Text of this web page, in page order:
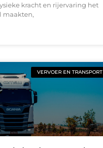
kracht en rijervaring het
maakten,
VERVOER EN TRANSPORT